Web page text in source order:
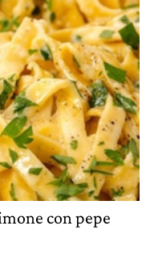
con pepe